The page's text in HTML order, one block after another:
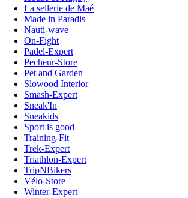
La sellerie de Maé
Made in Paradis
Nauti-wave
On-Fight
Padel-Expert
Pecheur-Store
Pet and Garden
Slowood Interior
Smash-Expert
Sneak'In
Sneakids
Sport is good
Training-Fit
Trek-Expert
Triathlon-Expert
TripNBikers
Vélo-Store
Winter-Expert